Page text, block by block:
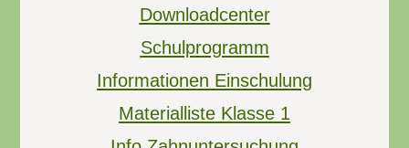
Downloadcenter
Schulprogramm
Informationen Einschulung
Materialliste Klasse 1